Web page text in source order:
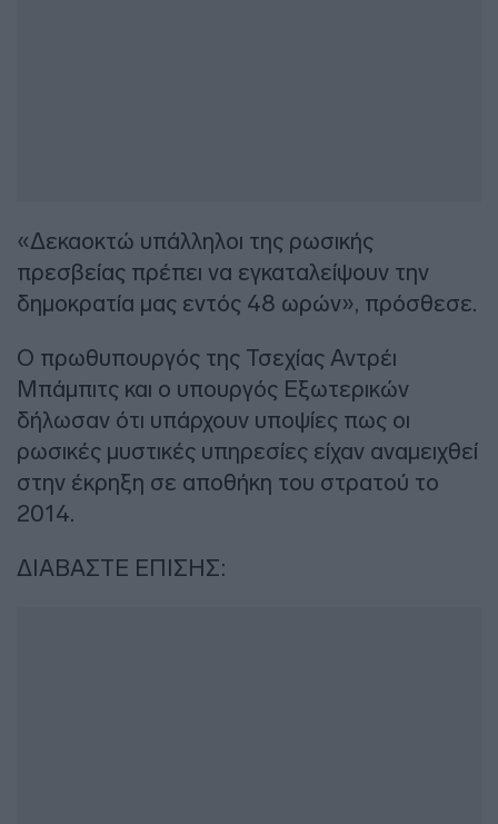
«Δεκαοκτώ υπάλληλοι της ρωσικής
πρεσβείας πρέπει να εγκαταλείψουν την
δημοκρατία μας εντός 48 ωρών», πρόσθεσε.
Ο πρωθυπουργός της Τσεχίας Αντρέι
Μπάμπιτς και ο υπουργός Εξωτερικών
δήλωσαν ότι υπάρχουν υποψίες πως οι
ρωσικές μυστικές υπηρεσίες είχαν αναμειχθεί
στην έκρηξη σε αποθήκη του στρατού το
2014.
ΔΙΑΒΑΣΤΕ ΕΠΙΣΗΣ: